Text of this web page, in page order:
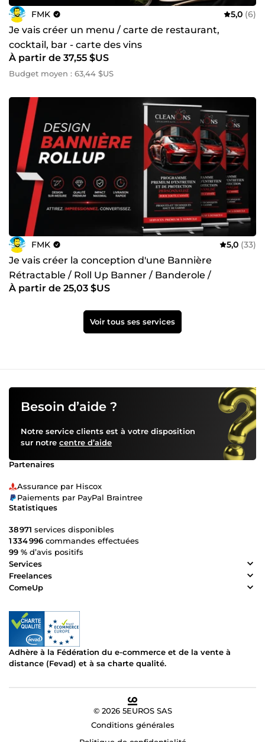
FMK 5,0 (6)
Je vais créer un menu / carte de restaurant,
cocktail, bar - carte des vins
À partir de 37,55 $US
Budget moyen : 63,44 $US
FMK 5,0 (33)
Je vais créer la conception d'une Bannière
Rétractable / Roll Up Banner / Banderole /
Kakemono
À partir de 25,03 $US
Voir tous ses services
Besoin d’aide ?
Notre service clients est à votre disposition
sur notre centre d’aide
Partenaires
Assurance par Hiscox
Paiements par PayPal Braintree
Statistiques
38 971 services disponibles
1 334 996 commandes effectuées
99 % d’avis positifs
Services
Freelances
ComeUp
Adhère à la Fédération du e-commerce et de la vente à
distance (Fevad) et à sa charte qualité.
© 2026 5EUROS SAS
Conditions générales